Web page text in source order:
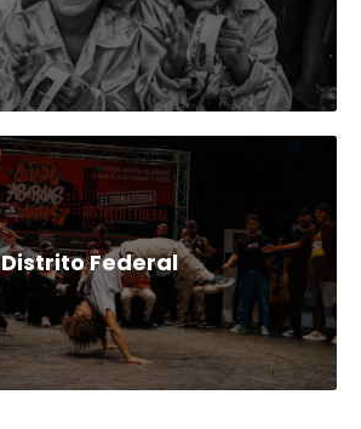
Distrito Federal